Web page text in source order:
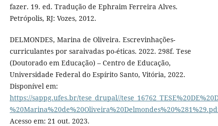
fazer. 19. ed. Tradução de Ephraim Ferreira Alves.
Petrópolis, RJ: Vozes, 2012.
DELMONDES, Marina de Oliveira. Escrevinhações-
curriculantes por saraivadas po-éticas. 2022. 298f. Tese
(Doutorado em Educação) – Centro de Educação,
Universidade Federal do Espírito Santo, Vitória, 2022.
Disponível em:
https://sappg.ufes.br/tese_drupal//
Acesso em: 21 out. 2023.